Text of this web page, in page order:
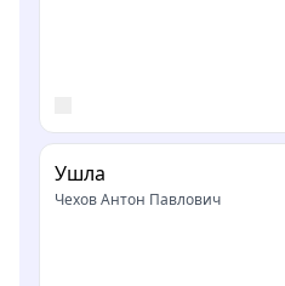
Ушла
Чехов Антон Павлович